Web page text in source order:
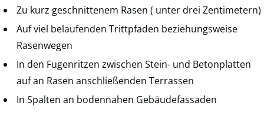
Zu kurz geschnittenem Rasen ( unter drei Zentimetern)
Auf viel belaufenden Trittpfaden beziehungsweise
Rasenwegen
In den Fugenritzen zwischen Stein- und Betonplatten
auf an Rasen anschließenden Terrassen
In Spalten an bodennahen Gebäudefassaden